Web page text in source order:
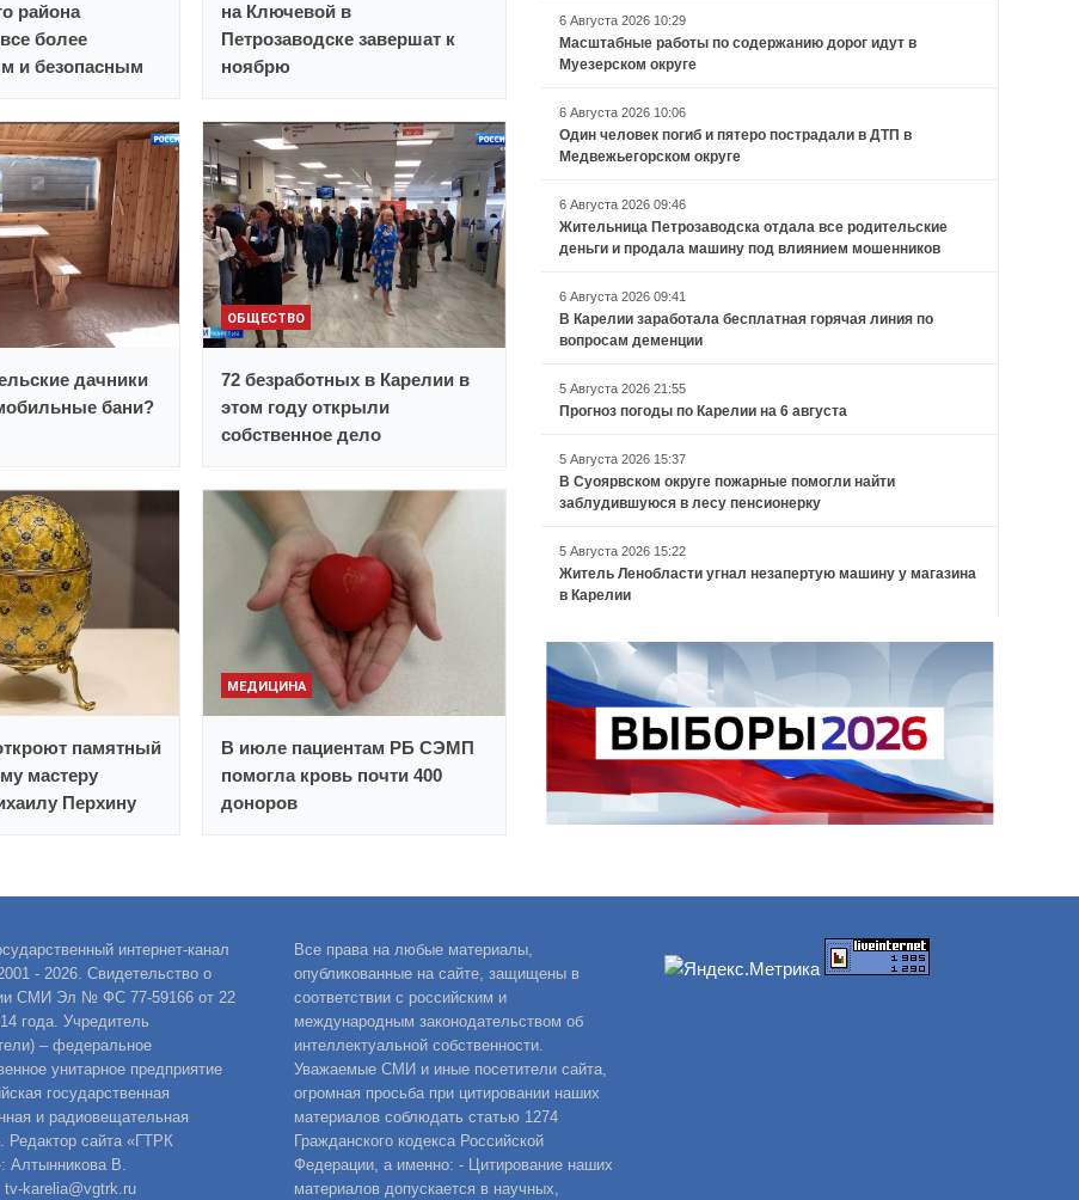
района
более
и безопасным
на Ключевой в
Петрозаводске завершат к
ноябрю
дачники
бани?
ОБЩЕСТВО
72 безработных в Карелии в
этом году открыли
собственное дело
памятный
мастеру
Перхину
МЕДИЦИНА
В июле пациентам РБ СЭМП
помогла кровь почти 400
доноров
6 Августа 2026 10:29
Масштабные работы по содержанию дорог идут в
Муезерском округе
6 Августа 2026 10:06
Один человек погиб и пятеро пострадали в ДТП в
Медвежьегорском округе
6 Августа 2026 09:46
Жительница Петрозаводска отдала все родительские
деньги и продала машину под влиянием мошенников
6 Августа 2026 09:41
В Карелии заработала бесплатная горячая линия по
вопросам деменции
5 Августа 2026 21:55
Прогноз погоды по Карелии на 6 августа
5 Августа 2026 15:37
В Суоярвском округе пожарные помогли найти
заблудившуюся в лесу пенсионерку
5 Августа 2026 15:22
Житель Ленобласти угнал незапертую машину у магазина
в Карелии
интернет-канал
- 2026. Свидетельство о
СМИ Эл № ФС 77-59166 от 22
года. Учредитель
– федеральное
унитарное предприятие
государственная
и радиовещательная
Редактор сайта «ГТРК
Алтынникова В.
tv-karelia@vgtrk.ru
Все права на любые материалы,
опубликованные на сайте, защищены в
соответствии с российским и
международным законодательством об
интеллектуальной собственности.
Уважаемые СМИ и иные посетители сайта,
огромная просьба при цитировании наших
материалов соблюдать статью 1274
Гражданского кодекса Российской
Федерации, а именно: - Цитирование наших
материалов допускается в научных,